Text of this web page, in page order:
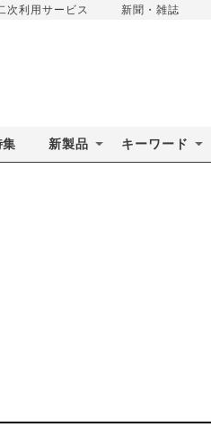
次利用サービス 新聞・雑誌
集 新製品 キーワード